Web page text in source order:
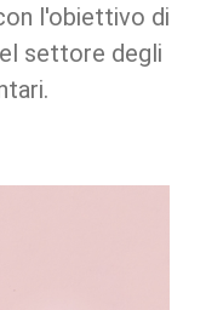
l'obiettivo di
settore degli